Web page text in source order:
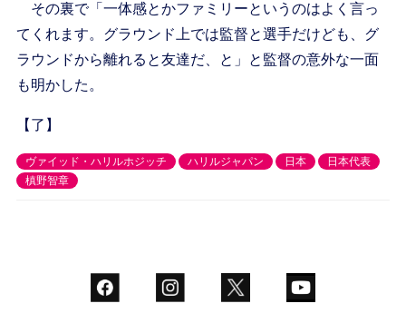
その裏で「一体感とかファミリーというのはよく言っ
てくれます。グラウンド上では監督と選手だけども、グ
ラウンドから離れると友達だ、と」と監督の意外な一面
も明かした。
【了】
ヴァイッド・ハリルホジッチ ハリルジャパン 日本
日本代表
槙野智章